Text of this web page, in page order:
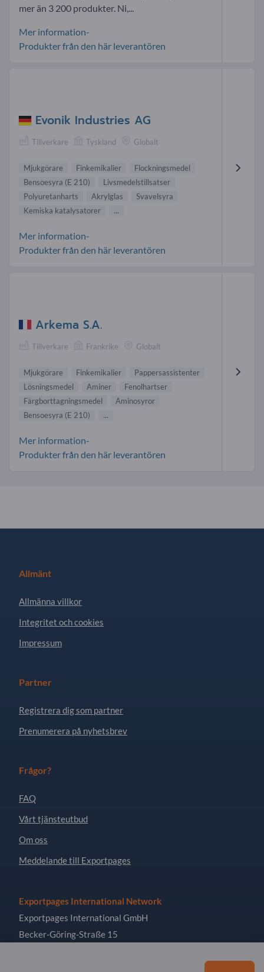
mer än 3 200 produkter. Ni,...
Mer information-
Produkter från den här leverantören
Evonik Industries AG
Tillverkare Tyskland Globalt
Mjukgörare Finkemikalier
Flockningsmedel
Bensoesyra (E 210)
Livsmedelstillsatser
Polyuretanharts
Akrylglas
Svavelsyra
Kemiska katalysatorer
...
Mer information-
Produkter från den här leverantören
Arkema S.A.
Tillverkare Frankrike Globalt
Mjukgörare Finkemikalier
Pappersassistenter
Lösningsmedel
Aminer
Fenolhartser
Färgborttagningsmedel
Aminosyror
Bensoesyra (E 210)
...
Mer information-
Produkter från den här leverantören
Allmänt
Allmänna villkor
Integritet och cookies
Impressum
Partner
Registrera dig som partner
Prenumerera på nyhetsbrev
Frågor?
FAQ
Vårt tjänsteutbud
Om oss
Meddelande till Exportpages
Exportpages International Network
Exportpages International GmbH
Becker-Göring-Straße 15